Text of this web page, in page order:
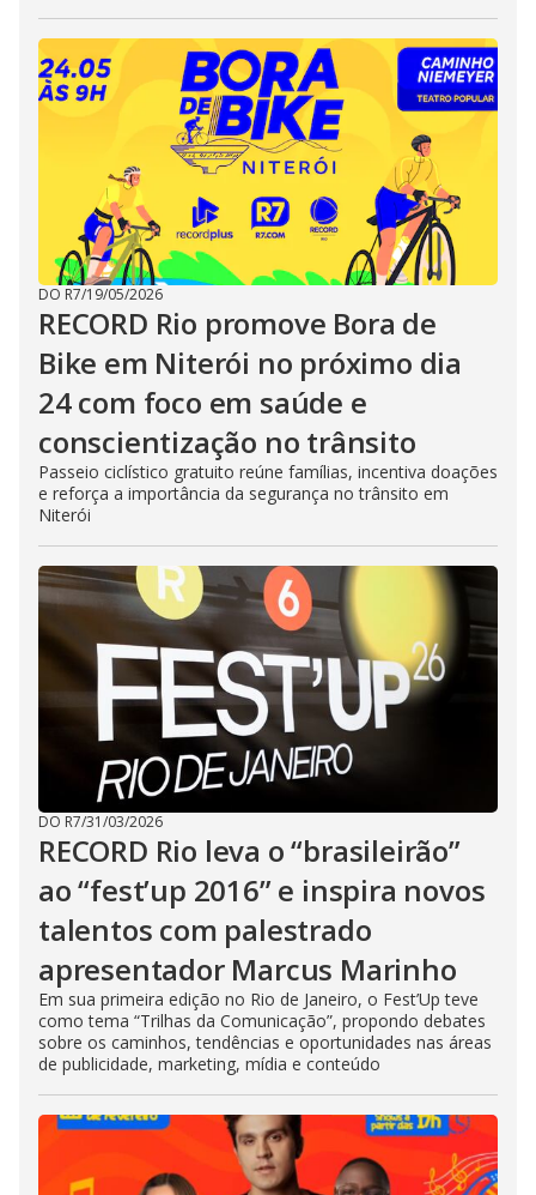
DO R7/19/05/2026
RECORD Rio promove Bora de
Bike em Niterói no próximo dia
24 com foco em saúde e
conscientização no trânsito
Passeio ciclístico gratuito reúne famílias, incentiva doações
e reforça a importância da segurança no trânsito em
Niterói
DO R7/31/03/2026
RECORD Rio leva o “brasileirão”
ao “fest’up 2016” e inspira novos
talentos com palestrado
apresentador Marcus Marinho
Em sua primeira edição no Rio de Janeiro, o Fest’Up teve
como tema “Trilhas da Comunicação”, propondo debates
sobre os caminhos, tendências e oportunidades nas áreas
de publicidade, marketing, mídia e conteúdo